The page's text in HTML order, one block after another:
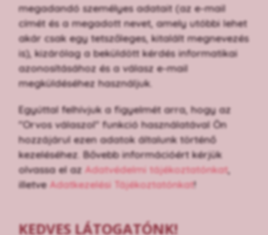
megadandó személyes adatait (az e-mail
címét és a megadott nevet, amely utóbbi lehet
akár csak egy tetszőleges, kitalált megnevezés
is), kizárólag a beküldött kérdés informatikai
azonosításához és a válasz e-mail
megküldéséhez használjuk.
Egyúttal felhívjuk a figyelmét arra, hogy az
"Orvos válaszol" funkció használatával Ön
hozzájárul ezen adatok általunk történő
kezeléséhez. Bővebb információért kérjük
olvassa el az Adatvédelmi tájékoztatónkat,
illetve Adatkezelési Tájékoztatónkat!
KEDVES LÁTOGATÓNK!